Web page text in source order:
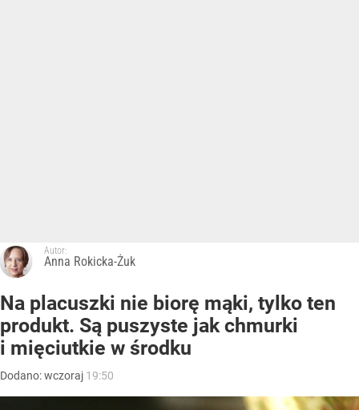
Autor:
Anna Rokicka-Żuk
Na placuszki nie biorę mąki, tylko ten
produkt. Są puszyste jak chmurki
i mięciutkie w środku
Dodano:wczoraj 19:50